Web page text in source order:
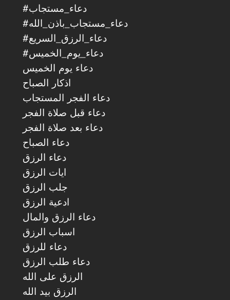
#دعاء_مستجاب
#دعاء_مستجاب_باذن_الله
#دعاء_الرزق_السريع
#دعاء_يوم_الخميس
دعاء يوم الخميس
اذكار الصباح
دعاء الفجر المستجاب
دعاء قبل صلاة الفجر
دعاء بعد صلاة الفجر
دعاء الصباح
دعاء الرزق
ايات الرزق
جلب الرزق
ادعية الرزق
دعاء الرزق والمال
اسباب الرزق
دعاء للرزق
دعاء طلب الرزق
الرزق على الله
الرزق بيد الله